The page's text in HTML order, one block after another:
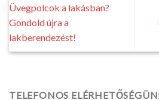
Üvegpolcok a lakásban?
Gondold újra a
lakberendezést!
TELEFONOS